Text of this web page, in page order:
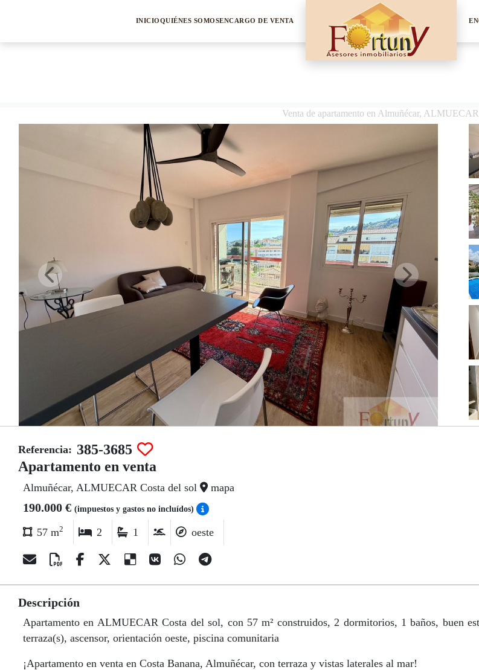
INICIOQUIÉNES SOMOSENCARGO DE VENTA
Venta de apartamento en Almuñécar,
Referencia: 385-3685
Apartamento en venta
Almuñécar, ALMUECAR Costa del sol mapa
190.000 € (impuestos y gastos no incluídos)
57 m2 2 1 oeste
Descripción
Apartamento en ALMUECAR Costa del sol, con 57 m² construidos, 2 dormitorios, 1 baños, buen
terraza(s), ascensor, orientación oeste, piscina comunitaria
¡Apartamento en venta en Costa Banana, Almuñécar, con terraza y vistas laterales al mar!